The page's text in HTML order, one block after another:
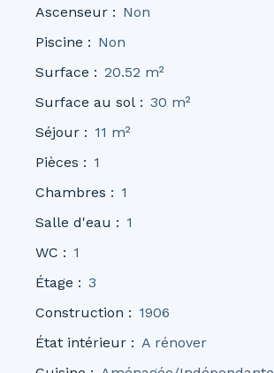
Ascenseur : Non
Piscine : Non
Surface : 20.52 m²
Surface au sol : 30 m²
Séjour : 11 m²
Pièces : 1
Chambres : 1
Salle d'eau : 1
WC : 1
Étage : 3
Construction : 1906
État intérieur : A rénover